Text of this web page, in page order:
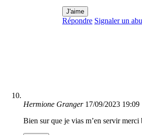
J'aime
Répondre Signaler un
Hermione Granger 17/09/2023 19:09
Bien sur que je vias m’en servir merci